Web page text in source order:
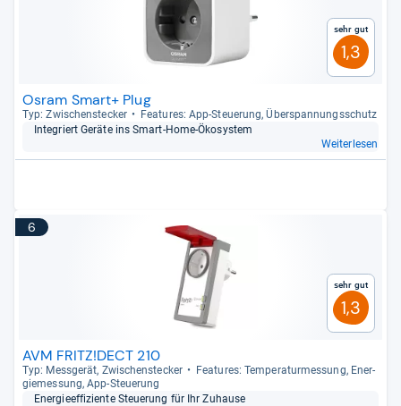
Sehr gut
1,3
Osram Smart+ Plug
Typ: Zwi­schen­ste­cker
Fea­tu­res: App-​Steue­rung, Über­span­nungs­schutz
Inte­griert Geräte ins Smart-​Home-​Öko­sys­tem
Weiterlesen
6
Sehr gut
1,3
AVM FRITZ!DECT 210
Typ: Mess­ge­rät, Zwi­schen­ste­cker
Fea­tu­res: Tem­pe­ra­tur­mes­sung, Ener­
gie­mes­sung, App-​Steue­rung
Ener­gie­ef­fi­zi­ente Steue­rung für Ihr Zuhause